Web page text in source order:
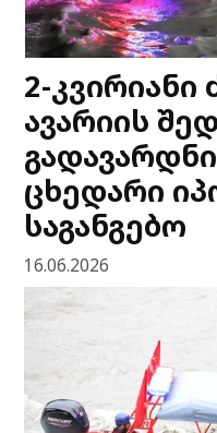
2-კვირიანი
ავარიის
ცხედარი
საგანგებო
16.06.2026